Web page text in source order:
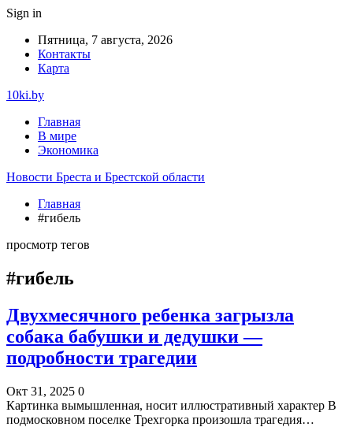
Sign in
Пятница, 7 августа, 2026
Контакты
Карта
10ki.by
Главная
В мире
Экономика
Новости Бреста и Брестской области
Главная
#гибель
просмотр тегов
#гибель
Двухмесячного ребенка загрызла
собака бабушки и дедушки —
подробности трагедии
Окт 31, 2025 0
Картинка вымышленная, носит иллюстративный характер В
подмосковном поселке Трехгорка произошла трагедия…